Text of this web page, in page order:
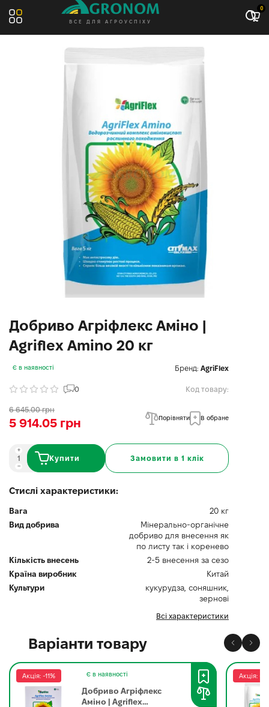
ВСЕ ДЛЯ АГРОУСПІХУ
0
Добриво Агріфлекс Аміно |
Agriflex Amino 20 кг
Є в наявності Бренд: AgriFlex
0 Код товару:
6 645.00 грн
5 914.05 грн Порівняти В обране
Купити Замовити в 1 клік
Стислі характеристики:
Вага
20 кг
Вид добрива
Мінерально-органічне
добриво для внесення як
по листу так і коренево
Кількість внесень
2-5 внесення за сезо
Країна виробник
Китай
Культури
кукурудза, соняшник,
зернові
Всі характеристики
Варіанти товару
Акція: -11% Є в наявності
Добриво Агріфлекс
Аміно | Agriflex
Акція: -